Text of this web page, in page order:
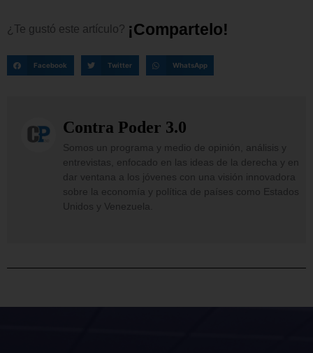
¿Te gustó este artículo? ¡Comparte o!
Facebook Twitter WhatsApp
Contra Poder 3.0
Somos un programa y medio de opinión, análisis y
entrevistas, enfocado en las ideas de la derecha y en
dar ventana a los jóvenes con una visión innovadora
sobre la economía y política de países como Estados
Unidos y Venezuela.